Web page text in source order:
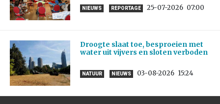
NIEUWS REPORTAGE 25-07-2026 07:00
Droogte slaat toe, besproeien met
water uit vijvers en sloten verboden
NATUUR NIEUWS 03-08-2026 15:24